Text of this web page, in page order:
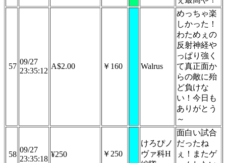
57
09/27
23:35:12
A$2.00 ￥160 Walrus
めっちゃ楽
しかった！
わためぇの
反射神経や
っぱり強く
て真正面か
らの敵に殆
ど負けな
い！今日も
ありがとう
～
58
09/27
23:35:18
¥250 ￥250
けろぴノ
ヴァ科H
面白い試合
だったね
ぇ！またゲ